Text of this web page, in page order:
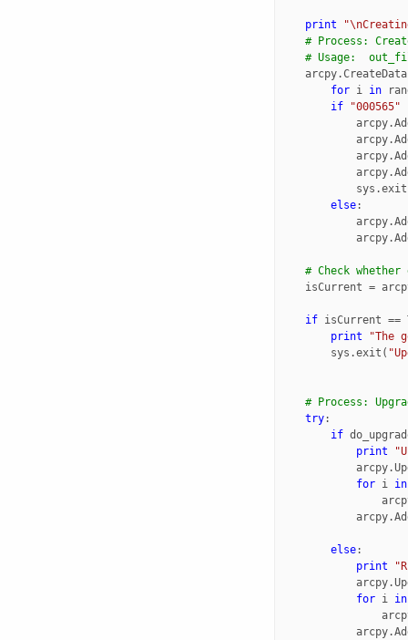
print "\n
# Process:
# Usage:
arcpy.
for
i in
if
"000565"
arcpy.
arcpy.
arcpy.
arcpy.
sys .exit
else:
arcpy.
arcpy.
# Check whether
isCurrent =
if isCurrent ==
print
"The
sys .exit (
# Process:
try:
if
print
arcpy.
for
i
in
arcpy.
else:
print
arcpy.
for
i
in
arcpy.